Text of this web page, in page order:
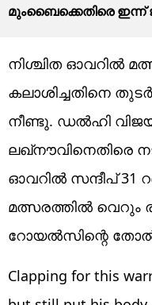
മുംബൈക്കെതിരെ ഇന്ന്
നിശ്ചിത ഓവറില്‍
കലാശിച്ചതിനെ
നീണ്ടു. ഡല്‍ഹി
ലഖ്‌നൗവിനെതിരെ
ഓവറില്‍ സന്ദീപ്
മത്സരത്തില്‍ വെറും
റോയല്‍സിന്റെ
Clapping for this